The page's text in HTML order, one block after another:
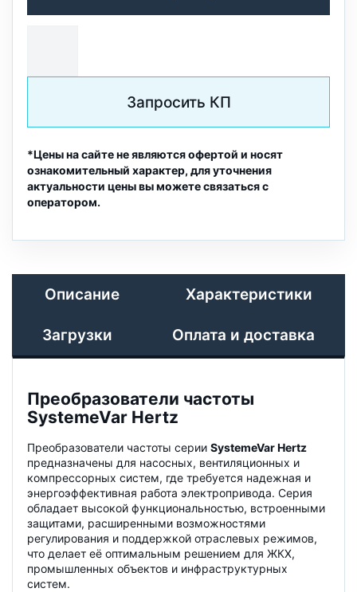
Запросить КП
*Цены на сайте не являются офертой и носят
ознакомительный характер, для уточнения
актуальности цены вы можете связаться с
оператором.
Описание Характеристики
Загрузки Оплата и доставка
Преобразователи частоты
SystemeVar Hertz
Преобразователи частоты серии SystemeVar Hertz
предназначены для насосных, вентиляционных и
компрессорных систем, где требуется надежная и
энергоэффективная работа электропривода. Серия
обладает высокой функциональностью, встроенными
защитами, расширенными возможностями
регулирования и поддержкой отраслевых режимов,
что делает её оптимальным решением для ЖКХ,
промышленных объектов и инфраструктурных
систем.